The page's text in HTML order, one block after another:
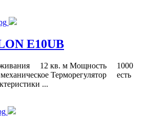
E10UB
12 кв. м Мощность 1000
Терморегулятор есть
...